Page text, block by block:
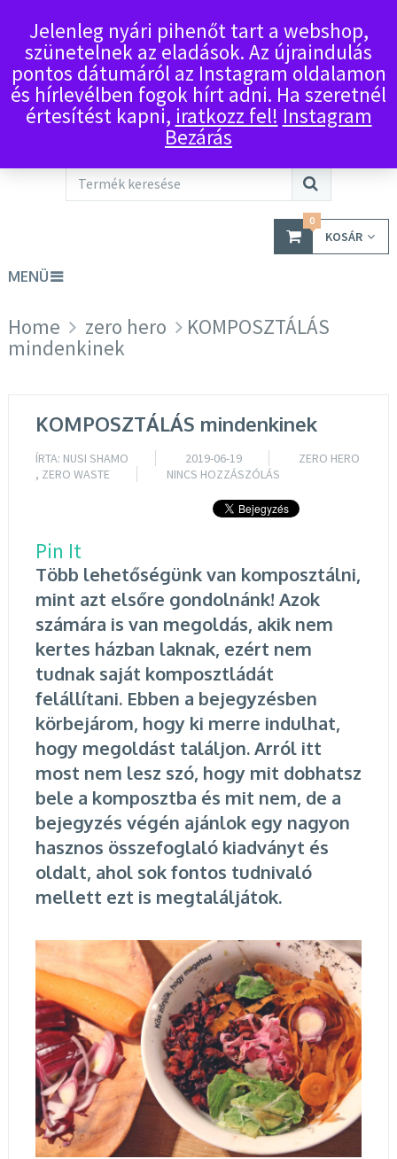
KOSÁR
0
MENÜ
Home zero hero
KOMPOSZTÁLÁS
mindenkinek
KOMPOSZTÁLÁS mindenkinek
ÍRTA: NUSI SHAMO 2019-06-19
ZERO HERO
, ZERO WASTE NINCS HOZZÁSZÓLÁS
Pin It
Több lehetőségünk van komposztálni,
mint azt elsőre gondolnánk! Azok
számára is van megoldás, akik nem
kertes házban laknak, ezért nem
tudnak saját komposztládát
felállítani. Ebben a bejegyzésben
körbejárom, hogy ki merre indulhat,
hogy megoldást találjon. Arról itt
most nem lesz szó, hogy mit dobhatsz
bele a komposztba és mit nem, de a
bejegyzés végén ajánlok egy nagyon
hasznos összefoglaló kiadványt és
oldalt, ahol sok fontos tudnivaló
mellett ezt is megtaláljátok.
Jelenleg nyári pihenőt tart a webshop,
szünetelnek az eladások. Az újraindulás
pontos dátumáról az Instagram oldalamon
és hírlevélben fogok hírt adni. Ha szeretnél
értesítést kapni, iratkozz fel! Instagram
Bezárás